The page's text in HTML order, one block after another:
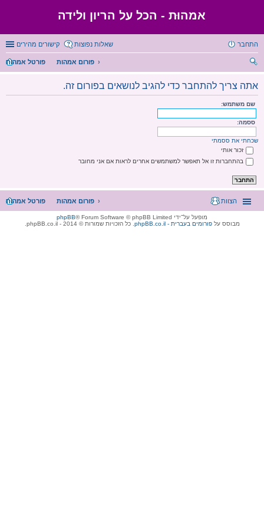
אמהוּת - הכל על הריון ולידה
קישורים מהירים שאלות נפוצות התחבר
פורטל אמהות
פורום אמהות
ש
אתה צריך להתחבר כדי להגיב לנושאים בפורום זה.
שם משתמש:
ססמה:
שכחתי את ססמתי
זכור אותי
בהתחברות זו אל תאפשר למשתמשים אחרים לראות אם אני מחובר
פורטל אמהות פורום אמהות הצוות
מופעל על־ידי phpBB® Forum Software © phpBB Limited
מבוסס עלphpBB.co.il - פורומים בעברית . כל הזכויות שמורות © 2014 - phpBB.co.il.